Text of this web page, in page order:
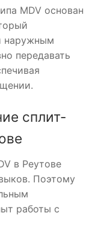
MDV основан
наружным
передавать
сплит-
в Реутове
Поэтому
работы с